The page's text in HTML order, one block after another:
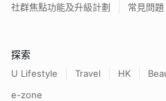
社群焦點功能及升級計劃
常見問題
探索
U Lifestyle Travel HK
e-zone